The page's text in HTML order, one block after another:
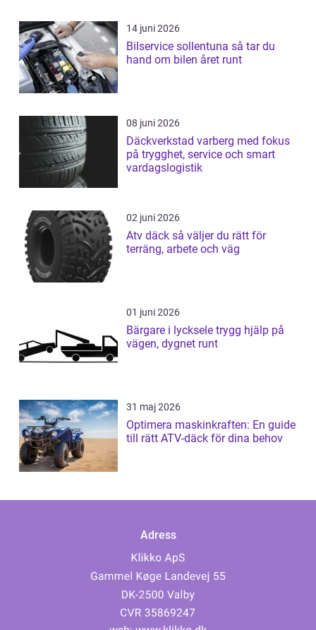
14 juni 2026
Bilservice sollentuna så tar du
hand om bilen året runt
08 juni 2026
Däckverkstad varberg med fokus
på trygghet, service och smart
vardagslogistik
02 juni 2026
Atv däck så väljer du rätt för
terräng, arbete och väg
01 juni 2026
Bärgare i lycksele trygg hjälp på
vägen, dygnet runt
31 maj 2026
Optimera maskinkraften: En guide
till rätt ATV-däck för dina behov
Adress